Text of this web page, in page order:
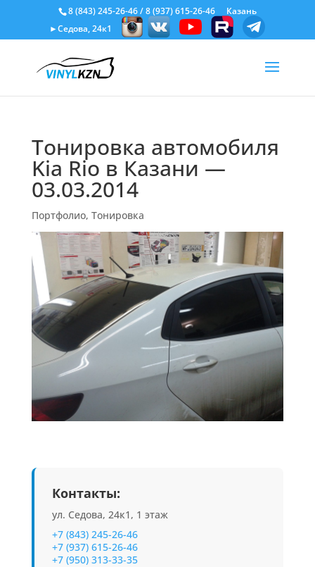
8 (843) 245-26-46/8 (937) 615-26-46
Казань
►Седова, 24к1
Тонировка автомобиля
Kia Rio в Казани —
03.03.2014
Портфолио, Тонировка
Контакты:
ул. Седова, 24к1, 1 этаж
+7 (843) 245-26-46
+7 (937) 615-26-46
+7 (950) 313-33-35